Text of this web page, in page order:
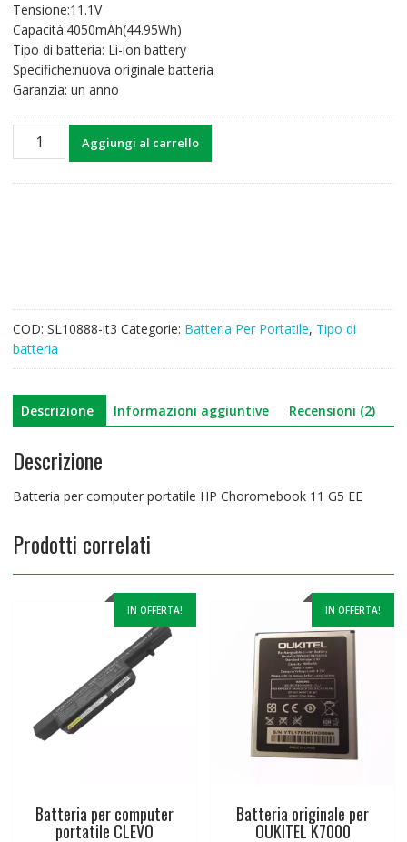
originale
era:
66,07€.
attuale
è:
43,97€.
Tensione:11.1V
Capacità:4050mAh(44.95Wh)
Tipo di batteria: Li-ion battery
Specifiche:nuova originale batteria
Garanzia: un anno
Batteria
quantità
Aggiungi al carrello
COD: SL10888-it3 Categorie: Batteria Per Portatile, Tipo di
batteria
Descrizione Informazioni aggiuntive Recensioni (2)
Descrizione
Batteria per computer portatile HP Choromebook 11 G5 EE
Prodotti correlati
IN OFFERTA!
Batteria per computer
portatile CLEVO
IN OFFERTA!
Batteria originale per
OUKITEL K7000